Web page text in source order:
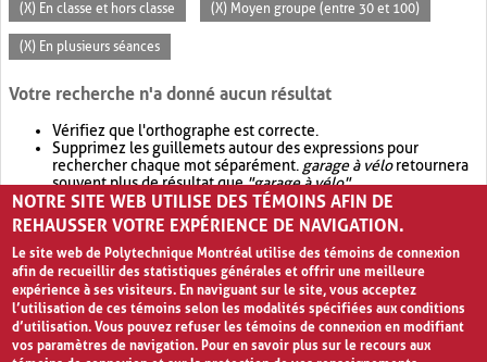
(X) En classe et hors classe (X) Moyen groupe (entre 30 et 100)
(X) En plusieurs séances
Votre recherche n'a donné aucun résultat
Vérifiez que l'orthographe est correcte.
Supprimez les guillemets autour des expressions pour
rechercher chaque mot séparément. garage à véloretournera
souvent plus de résultat que"garage à vélo".
Envisagez d'élargir votre recherche avec OR.garage OR vélo
retournera souvent plus de résultat quegarage à vélo
NOTRE SITE WEB UTILISE DES TÉMOINS AFIN DE
REHAUSSER VOTRE EXPÉRIENCE DE NAVIGATION.
Le site web de Polytechnique Montréal utilise des témoins de connexion
afin de recueillir des statistiques générales et offrir une meilleure
expérience à ses visiteurs. En naviguant sur le site, vous acceptez
l’utilisation de ces témoins selon les modalités spécifiées aux conditions
d’utilisation. Vous pouvez refuser les témoins de connexion en modifiant
vos paramètres de navigation. Pour en savoir plus sur le recours aux